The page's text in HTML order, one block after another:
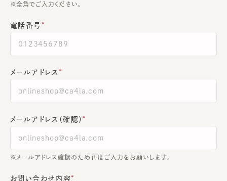
全角でご入力ください。
電話番号
メールアドレス
メールアドレス（確認）
※メールアドレス確認のため再度ご入力をお願いします。
お問い合わせ内容